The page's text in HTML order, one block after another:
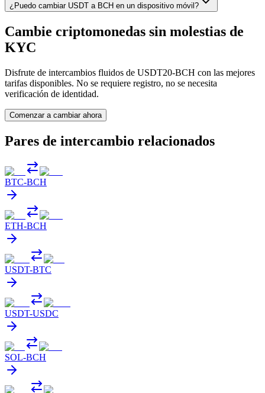
¿Puedo cambiar USDT a BCH en un dispositivo móvil?
Cambie criptomonedas sin molestias de
KYC
Disfrute de intercambios fluidos de USDT20-BCH con las mejores
tarifas disponibles. No se requiere registro, no se necesita
verificación de identidad.
Comenzar a cambiar ahora
Pares de intercambio relacionados
BTC-BCH
ETH-BCH
USDT-BTC
USDT-USDC
SOL-BCH